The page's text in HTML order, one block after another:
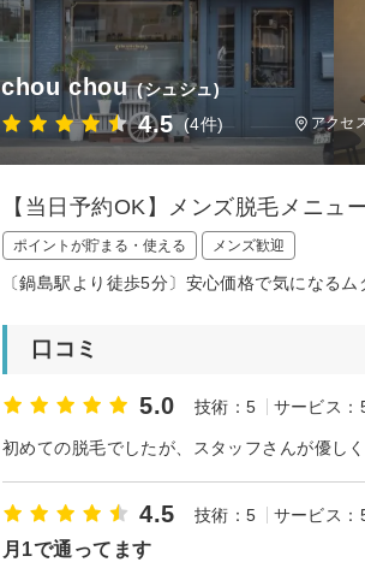
chou chou (シュシュ)
4.5 (4件) アクセ
【当日予約OK】メンズ脱毛メニュ
ポイントが貯まる・使える メンズ歓迎
〔鍋島駅より徒歩5分〕安心価格で気になる
口コミ
5.0 技術：5 サービス：
初めての脱毛でしたが、スタッフさんが優し
4.5 技術：5 サービス：
月1で通ってます